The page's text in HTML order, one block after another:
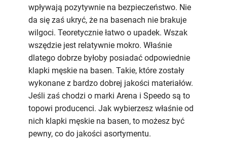
wpływają pozytywnie na bezpieczeństwo. Nie
da się zaś ukryć, że na basenach nie brakuje
wilgoci. Teoretycznie łatwo o upadek. Wszak
wszędzie jest relatywnie mokro. Właśnie
dlatego dobrze byłoby posiadać odpowiednie
klapki męskie na basen. Takie, które zostały
wykonane z bardzo dobrej jakości materiałów.
Jeśli zaś chodzi o marki Arena i Speedo są to
topowi producenci. Jak wybierzesz właśnie od
nich klapki męskie na basen, to możesz być
pewny, co do jakości asortymentu.